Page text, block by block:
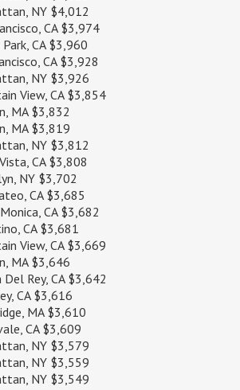
NY $4,012
CA $3,974
CA $3,960
CA $3,928
NY $3,926
View, CA $3,854
MA $3,832
MA $3,819
NY $3,812
CA $3,808
NY $3,702
CA $3,685
CA $3,682
CA $3,681
View, CA $3,669
MA $3,646
Rey, CA $3,642
CA $3,616
MA $3,610
CA $3,609
NY $3,579
NY $3,559
NY $3,549